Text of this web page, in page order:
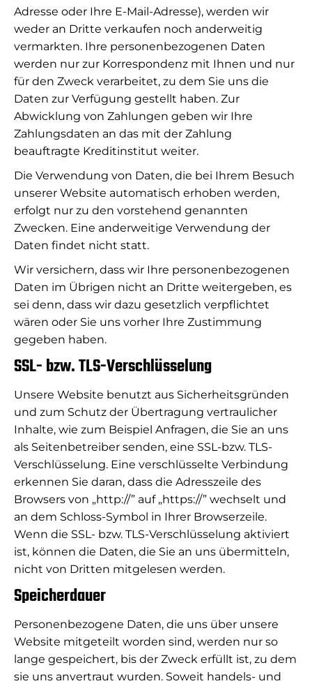
Adresse oder Ihre E-Mail-Adresse), werden wir
weder an Dritte verkaufen noch anderweitig
vermarkten. Ihre personenbezogenen Daten
werden nur zur Korrespondenz mit Ihnen und nur
für den Zweck verarbeitet, zu dem Sie uns die
Daten zur Verfügung gestellt haben. Zur
Abwicklung von Zahlungen geben wir Ihre
Zahlungsdaten an das mit der Zahlung
beauftragte Kreditinstitut weiter.
Die Verwendung von Daten, die bei Ihrem Besuch
unserer Website automatisch erhoben werden,
erfolgt nur zu den vorstehend genannten
Zwecken. Eine anderweitige Verwendung der
Daten findet nicht statt.
Wir versichern, dass wir Ihre personenbezogenen
Daten im Übrigen nicht an Dritte weitergeben, es
sei denn, dass wir dazu gesetzlich verpflichtet
wären oder Sie uns vorher Ihre Zustimmung
gegeben haben.
SSL- bzw. TLS-Verschlüsselung
Unsere Website benutzt aus Sicherheitsgründen
und zum Schutz der Übertragung vertraulicher
Inhalte, wie zum Beispiel Anfragen, die Sie an uns
als Seitenbetreiber senden, eine SSL-bzw. TLS-
Verschlüsselung. Eine verschlüsselte Verbindung
erkennen Sie daran, dass die Adresszeile des
Browsers von „http://” auf „https://” wechselt und
an dem Schloss-Symbol in Ihrer Browserzeile.
Wenn die SSL- bzw. TLS-Verschlüsselung aktiviert
ist, können die Daten, die Sie an uns übermitteln,
nicht von Dritten mitgelesen werden.
Speicherdauer
Personenbezogene Daten, die uns über unsere
Website mitgeteilt worden sind, werden nur so
lange gespeichert, bis der Zweck erfüllt ist, zu dem
sie uns anvertraut wurden. Soweit handels- und